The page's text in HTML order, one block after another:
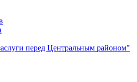
перед Центральным районом"